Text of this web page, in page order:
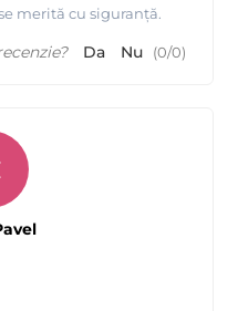
merită cu siguranță.
Da Nu (0/0)